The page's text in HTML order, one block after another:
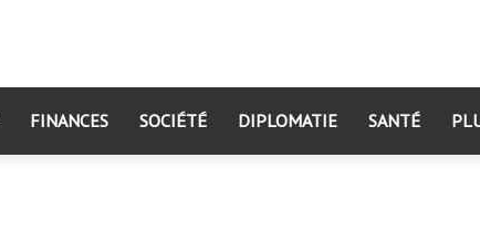
FINANCES SOCIÉTÉ DIPLOMATIE SANTÉ